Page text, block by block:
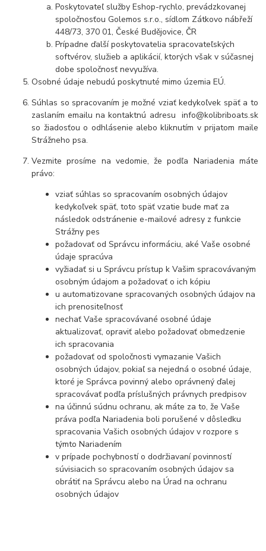
Poskytovateľ služby Eshop-rychlo, prevádzkovanej
spoločnosťou Golemos s.r.o., sídlom Zátkovo nábřeží
448/73, 370 01, České Budějovice, ČR
Prípadne ďalší poskytovatelia spracovateľských
softvérov, služieb a aplikácií, ktorých však v súčasnej
dobe spoločnosť nevyužíva.
Osobné údaje nebudú poskytnuté mimo územia EÚ.
Súhlas so spracovaním je možné vziať kedykoľvek späť a to
zaslaním emailu na kontaktnú adresu info@kolibriboats.sk
so žiadosťou o odhlásenie alebo kliknutím v prijatom maile
Strážneho psa.
Vezmite prosíme na vedomie, že podľa Nariadenia máte
právo:
vziať súhlas so spracovaním osobných údajov
kedykoľvek späť, toto späť vzatie bude mať za
následok odstránenie e-mailové adresy z funkcie
Strážny pes
požadovať od Správcu informáciu, aké Vaše osobné
údaje spracúva
vyžiadať si u Správcu prístup k Vašim spracovávaným
osobným údajom a požadovať o ich kópiu
u automatizovane spracovaných osobných údajov na
ich prenositeľnosť
nechať Vaše spracovávané osobné údaje
aktualizovať, opraviť alebo požadovať obmedzenie
ich spracovania
požadovať od spoločnosti vymazanie Vašich
osobných údajov, pokiaľ sa nejedná o osobné údaje,
ktoré je Správca povinný alebo oprávnený ďalej
spracovávať podľa príslušných právnych predpisov
na účinnú súdnu ochranu, ak máte za to, že Vaše
práva podľa Nariadenia boli porušené v dôsledku
spracovania Vašich osobných údajov v rozpore s
týmto Nariadením
v prípade pochybností o dodržiavaní povinností
súvisiacich so spracovaním osobných údajov sa
obrátiť na Správcu alebo na Úrad na ochranu
osobných údajov